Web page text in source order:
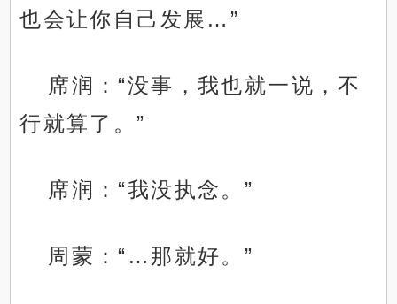
也会让你自己发展…”
席润：“没事，我也就一说，不
行就算了。”
席润：“我没执念。”
周蒙：“…那就好。”